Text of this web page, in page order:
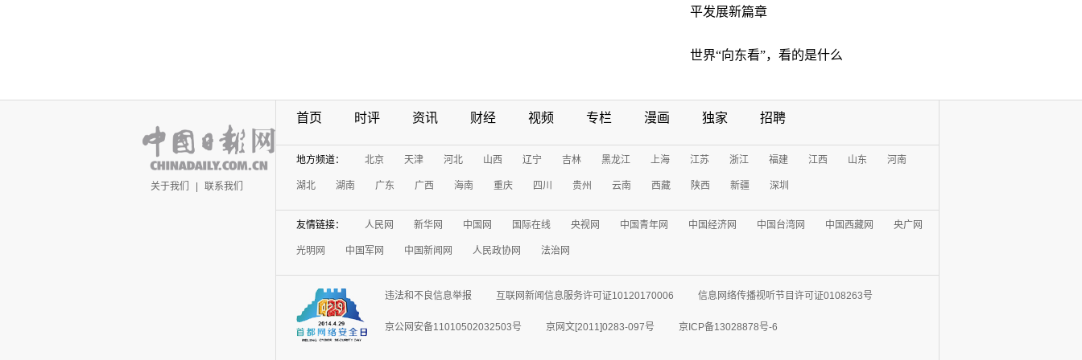
平发展新篇章
世界“向东看”，看的是什么
关于我们 联系我们
首页 时评 资讯 财经 视频 专栏 漫画 独家 招聘
地方频道： 北京 天津 河北 山西 辽宁 吉林 黑龙江 上海 江苏 浙江 福建 江西 山东 河南
湖北 湖南 广东 广西 海南 重庆 四川 贵州 云南 西藏 陕西 新疆 深圳
友情链接： 人民网 新华网 中国网 国际在线 央视网 中国青年网 中国经济网 中国台湾网 中国西藏网 央广网
光明网 中国军网 中国新闻网 人民政协网 法治网
违法和不良信息举报 互联网新闻信息服务许可证10120170006 信息网络传播视听节目许可证0108263号
京公网安备11010502032503号 京网文[2011]0283-097号 京ICP备13028878号-6